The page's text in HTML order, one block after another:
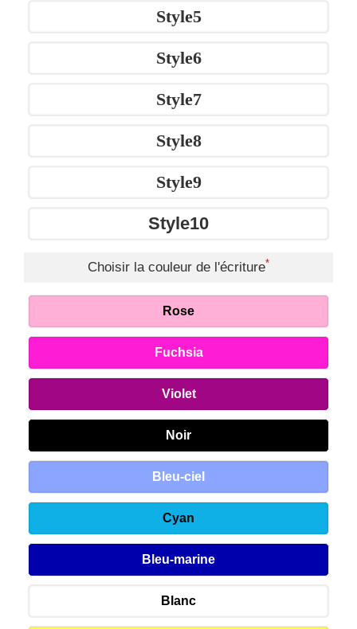
Style5
Style6
Style7
Style8
Style9
Style10
Choisir la couleur de l'écriture*
Rose
Fuchsia
Violet
Noir
Bleu-ciel
Cyan
Bleu-marine
Blanc